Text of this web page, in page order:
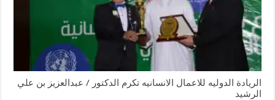
الريادة الدوليه للاعمال الانسانيه تكرم الدكتور / عبدالعزيز بن علي
الرشيد